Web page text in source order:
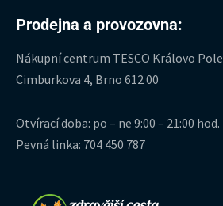
Prodejna a provozovna:
Nákupní centrum TESCO Královo Pole
Cimburkova 4, Brno 612 00
Otvírací doba: po – ne 9:00 – 21:00 hod.
Pevná linka: 704 450 787